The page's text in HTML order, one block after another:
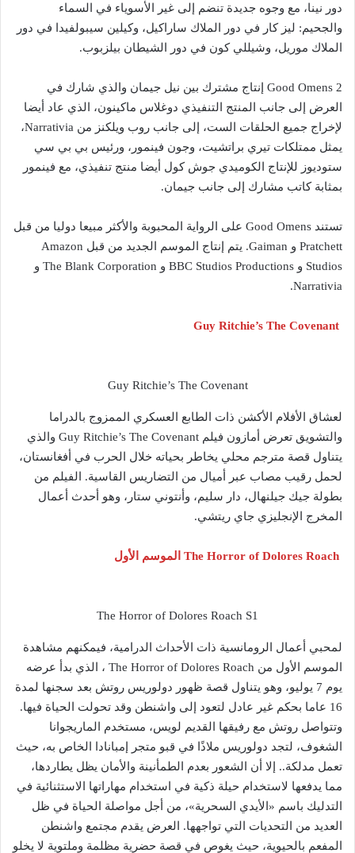
دور نينا، مع وجوه جديدة تنضم إلى غير الأسوياء في السماء
والجحيم: ليز كار في دور الملاك ساراكيل، وكيلين سيبولفيدا في دور
الملاك موريل، وشيللي كون في دور الشيطان بيلزبوب.
Good Omens 2 إنتاج مشترك بين نيل جيمان والذي شارك في
العرض إلى جانب المنتج التنفيذي دوغلاس ماكينون، الذي عاد أيضا
لإخراج جميع الحلقات الست، إلى جانب روب ويلكنز من Narrativia،
يمثل ممتلكات تيري براتشيت، وجون فينمور، ورئيس بي بي سي
ستوديوز للإنتاج الكوميدي جوش كول أيضا منتج تنفيذي، مع فينمور
بمثابة كاتب مشارك إلى جانب جيمان.
تستند Good Omens على الرواية المحبوبة والأكثر مبيعا دوليا من قبل
Pratchett و Gaiman. يتم إنتاج الموسم الجديد من قبل Amazon
Studios و BBC Studios Productions و The Blank Corporation و
Narrativia.
Guy Ritchie’s The Covenant
Guy Ritchie’s The Covenant
لعشاق الأفلام الأكشن ذات الطابع العسكري الممزوج بالدراما
والتشويق تعرض أمازون فيلم Guy Ritchie’s The Covenant والذي
يتناول قصة مترجم محلي يخاطر بحياته خلال الحرب في أفغانستان،
لحمل رقيب مصاب عبر أميال من التضاريس القاسية. الفيلم من
بطولة جيك جيلنهال، دار سليم، وأنتوني ستار، وهو أحدث أعمال
المخرج الإنجليزي جاي ريتشي.
The Horror of Dolores Roach الموسم الأول
The Horror of Dolores Roach S1
لمحبي أعمال الرومانسية ذات الأحداث الدرامية، فيمكنهم مشاهدة
الموسم الأول من The Horror of Dolores Roach ، الذي بدأ عرضه
يوم 7 يوليو، وهو يتناول قصة ظهور دولوريس روتش بعد سجنها لمدة
16 عاما بحكم غير عادل لتعود إلى واشنطن وقد تحولت الحياة فيها.
وتتواصل روتش مع رفيقها القديم لويس، مستخدم الماريجوانا
الشغوف، لتجد دولوريس ملاذًا في قبو متجر إمبانادا الخاص به، حيث
تعمل مدلكة.. إلا أن الشعور بعدم الطمأنينة والأمان يظل يطاردها،
مما يدفعها لاستخدام حيلة ذكية في استخدام مهاراتها الاستثنائية في
التدليك باسم «الأيدي السحرية»، من أجل مواصلة الحياة في ظل
العديد من التحديات التي تواجهها. العرض يقدم مجتمع واشنطن
المفعم بالحيوية، حيث يغوص في قصة حضرية مظلمة وملتوية لا يخلو